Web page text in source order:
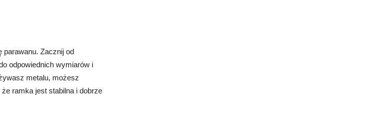
parawanu. Zacznij od
odpowiednich wymiarów i
metalu, możesz
ramka jest stabilna i dobrze